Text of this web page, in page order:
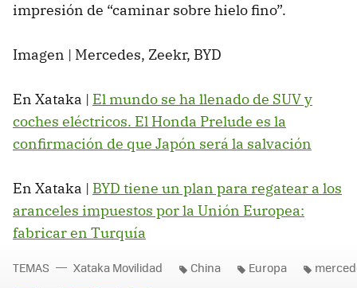
impresión de “caminar sobre hielo fino”.
Imagen | Mercedes, Zeekr, BYD
En Xataka | El mundo se ha llenado de SUV y
coches eléctricos. El Honda Prelude es la
confirmación de que Japón será la salvación
En Xataka | BYD tiene un plan para regatear a los
aranceles impuestos por la Unión Europea:
fabricar en Turquía
TEMAS Xataka Movilidad China Europa